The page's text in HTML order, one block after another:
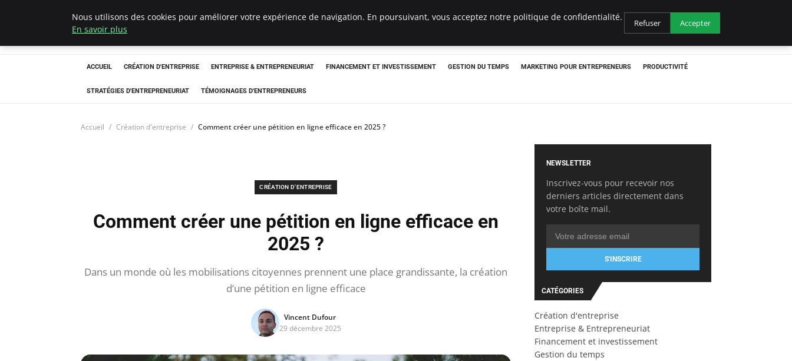
LECFCM
ACCUEIL CRÉATION D'ENTREPRISE ENTREPRISE & ENTREPRENEURIAT FINANCEMENT ET INVESTISSEMENT GESTION DU TEMPS MARKETING POUR ENTREPRENEURS PRODUCTIVITÉ
STRATÉGIES D'ENTREPRENEURIAT TÉMOIGNAGES D'ENTREPRENEURS
Accueil Création d'entreprise Comment créer une pétition en ligne efficace en 2025 ?
CRÉATION D'ENTREPRISE
Comment créer une pétition en ligne efficace en
2025 ?
Dans un monde où les mobilisations citoyennes prennent une place grandissante, la création
d’une pétition en ligne efficace
Vincent Dufour
29 décembre 2025
NEWSLETTER
Inscrivez-vous pour recevoir nos
derniers articles directement dans
votre boîte mail.
S'INSCRIRE
CATÉGORIES
Création d'entreprise
Entreprise & Entrepreneuriat
Financement et investissement
Gestion du temps
Nous utilisons des cookies pour améliorer votre expérience de navigation. En poursuivant, vous acceptez notre politique de confidentialité.
En savoir plus
Refuser Accepter